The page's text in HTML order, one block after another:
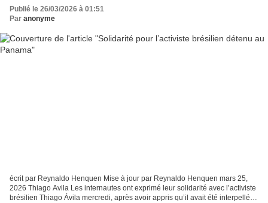
Publié le 26/03/2026 à 01:51
Par anonyme
écrit par Reynaldo Henquen Mise à jour par Reynaldo Henquen mars 25,
2026 Thiago Avila Les internautes ont exprimé leur solidarité avec l’activiste
brésilien Thiago Ávila mercredi, après avoir appris qu’il avait été interpellé